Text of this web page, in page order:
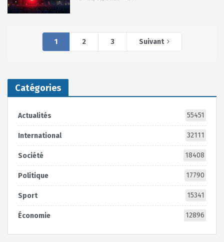
1 2 3 Suivant
Catégories
Actualités 55451
International 32111
Société 18408
Politique 17790
Sport 15341
Économie 12896